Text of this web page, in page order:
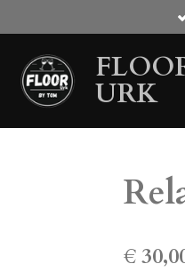
direct
naar
de
hoofdinhoud
URK
€